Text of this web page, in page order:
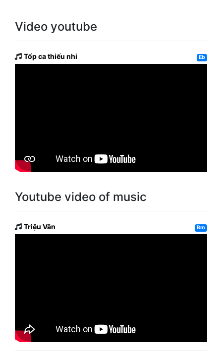
Video youtube
Tốp ca thiếu nhi Eb
Youtube video of music
Triệu Vân Bm